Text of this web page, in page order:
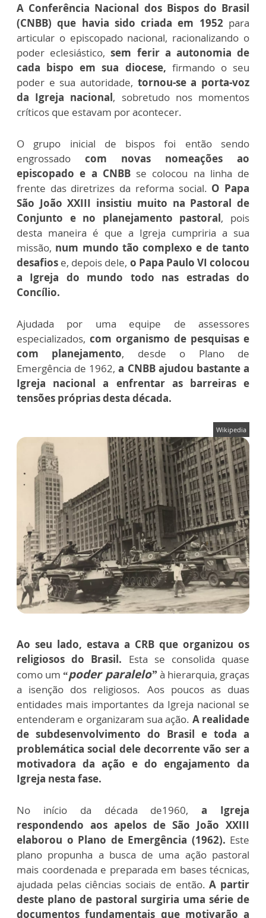
A Conferência Nacional dos Bispos do Brasil
(CNBB) que havia sido criada em 1952para
articular o episcopado nacional, racionalizando o
poder eclesiástico, sem ferir a autonomia de
cada bispo em sua diocese, firmando o seu
poder e sua autoridade, tornou-se a porta-voz
da Igreja nacional, sobretudo nos momentos
críticos que estavam por acontecer.
O grupo inicial de bispos foi então sendo
engrossado com novas nomeações ao
episcopado e a CNBB se colocou na linha de
frente das diretrizes da reforma social. O Papa
São João XXIII insistiu muito na Pastoral de
Conjunto e no planejamento pastoral, pois
desta maneira é que a Igreja cumpriria a sua
missão, num mundo tão complexo e de tanto
desafios e, depois dele, o Papa Paulo VI colocou
a Igreja do mundo todo nas estradas do
Concílio.
Ajudada por uma equipe de assessores
especializados, com organismo de pesquisas e
com planejamento, desde o Plano de
Emergência de 1962,a CNBB ajudou bastante a
Igreja nacional a enfrentar as barreiras e
tensões próprias desta década.
Wikipedia
Ao seu lado, estava a CRB que organizou os
religiosos do Brasil. Esta se consolida quase
como um“poder paralelo”à hierarquia, graças
a isenção dos religiosos. Aos poucos as duas
entidades mais importantes da Igreja nacional se
entenderam e organizaram sua ação. A realidade
de subdesenvolvimento do Brasil e toda a
problemática social dele decorrente vão ser a
motivadora da ação e do engajamento da
Igreja nesta fase.
No início da década de1960,a Igreja
respondendo aos apelos de São João XXIII
elaborou o Plano de Emergência (1962). Este
plano propunha a busca de uma ação pastoral
mais coordenada e preparada em bases técnicas,
ajudada pelas ciências sociais de então.A partir
deste plano de pastoral surgiria uma série de
documentos fundamentais que motivarão a